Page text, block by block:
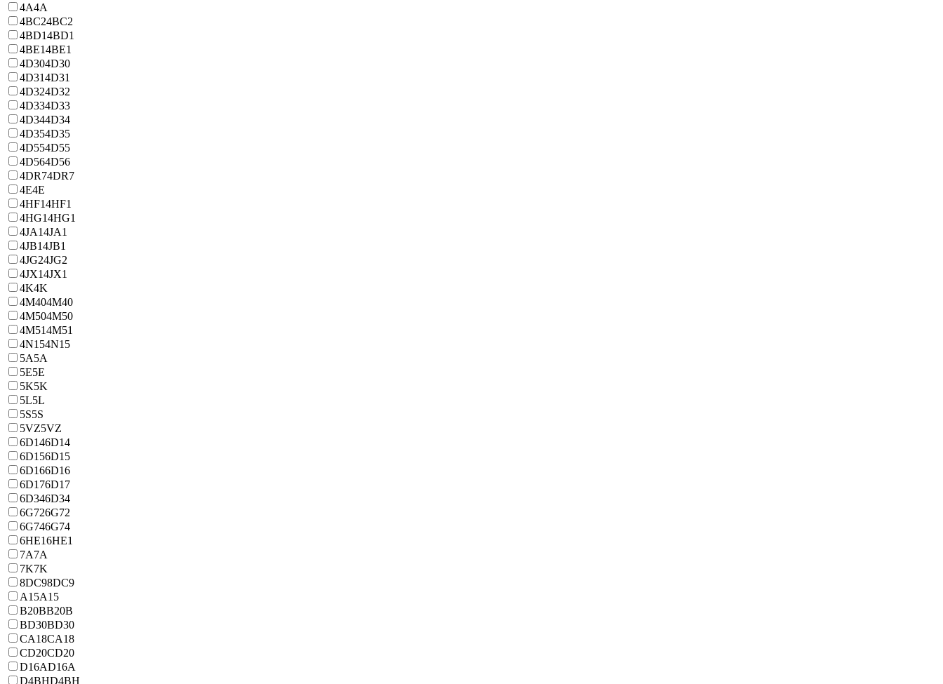
4A4A
4BC24BC2
4BD14BD1
4BE14BE1
4D304D30
4D314D31
4D324D32
4D334D33
4D344D34
4D354D35
4D554D55
4D564D56
4DR74DR7
4E4E
4HF14HF1
4HG14HG1
4JA14JA1
4JB14JB1
4JG24JG2
4JX14JX1
4K4K
4M404M40
4M504M50
4M514M51
4N154N15
5A5A
5E5E
5K5K
5L5L
5S5S
5VZ5VZ
6D146D14
6D156D15
6D166D16
6D176D17
6D346D34
6G726G72
6G746G74
6HE16HE1
7A7A
7K7K
8DC98DC9
A15A15
B20BB20B
BD30BD30
CA18CA18
CD20CD20
D16AD16A
D4BHD4BH